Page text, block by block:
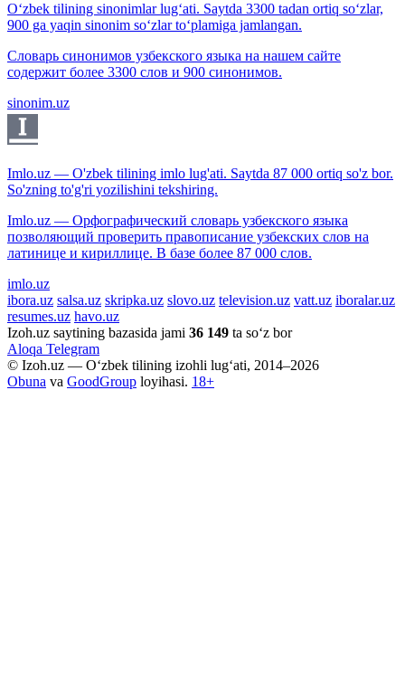
O‘zbek tilining sinonimlar lug‘ati. Saytda 3300 tadan ortiq so‘zlar,
900 ga yaqin sinonim so‘zlar to‘plamiga jamlangan.
Словарь синонимов узбекского языка на нашем сайте
содержит более 3300 слов и 900 синонимов.
sinonim.uz
Imlo.uz — O'zbek tilining imlo lug'ati. Saytda 87 000 ortiq so'z bor.
So'zning to'g'ri yozilishini tekshiring.
Imlo.uz — Орфографический словарь узбекского языка
позволяющий проверить правописание узбекских слов на
латинице и кириллице. В базе более 87 000 слов.
imlo.uz
ibora.uz salsa.uz skripka.uz slovo.uz television.uz vatt.uz iboralar.uz
resumes.uz havo.uz
Izoh.uz saytining bazasida jami 36 149 ta so‘z bor
Aloqa Telegram
© Izoh.uz — O‘zbek tilining izohli lug‘ati, 2014–2026
Obuna va GoodGroup loyihasi. 18+